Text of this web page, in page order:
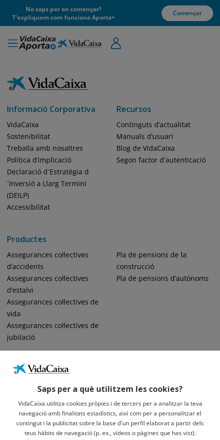
Saps per a què utilitzem les cookies?
VidaCaixa utilitza cookies pròpies i de tercers per a analitzar la teva
navegació amb finalitats estadístics, així com per a personalitzar el
contingut i la publicitat sobre la base d'un perfil elaborat a partir dels
teus hàbits de navegació (p. ex., vídeos o pàgines que has vist).
No saps per on començar?
T'expliquem com funciona Aporta+
Començar
Informació Corporativa
VidaCaixa
Sostenibilitat
Treballa amb nosaltres
Política d’implicació
Declaració d´Estratègia d
´Inversió a Llarg Termini
(DEILP)
Accessibilitat
Productes
Assegurances col·lectives
d’accidents
Assegurances col·lectives
d’estalvi
Assegurances col·lectives de
vida
Assegurances col·lectives de
jubilació
Pla de pensions de la
construcció
Pla de pensions d’autònoms
Recursos
Continguts d’actualitat
Manuals d’usuari
Blog de VidaCaixa
Segon factor d'autenticació
Informació Legal Sobre VidaCaixa, S.A.
Avís Legal